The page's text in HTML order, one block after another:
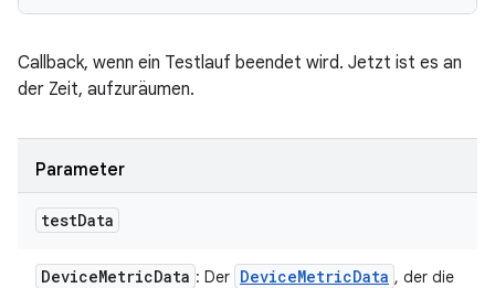
Callback, wenn ein Testlauf beendet wird. Jetzt ist es an
der Zeit, aufzuräumen.
Parameter
testData
DeviceMetricData : Der DeviceMetricData , der die